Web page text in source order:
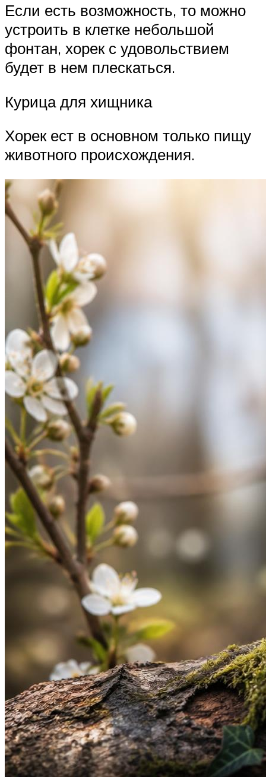
Если есть возможность, то можно
устроить в клетке небольшой
фонтан, хорек с удовольствием
будет в нем плескаться.
Курица для хищника
Хорек ест в основном только пищу
животного происхождения.